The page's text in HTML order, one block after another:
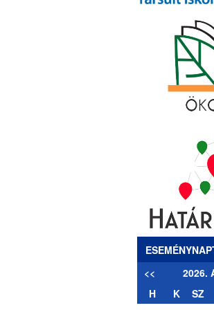
<<
2026.
H
K SZ